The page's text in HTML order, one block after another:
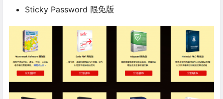
Sticky Password 限免版